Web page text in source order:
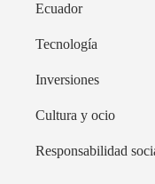
Ecuador
Tecnología
Inversiones
Cultura y ocio
Responsabilidad